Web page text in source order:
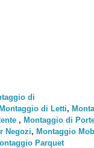
di
Montaggio di Letti,
, Montaggio di
Negozi, Montaggio
Parquet